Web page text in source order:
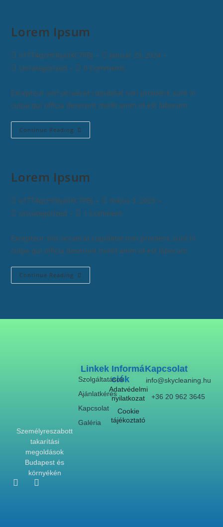
Lorem Ipsum
o1TT4qcHI3qailXC7PBj
január 23, 2024
Uncategorized
0 Comments
Excepteur sint occaecat cupidatat non proident, sunt in
culpa qui officia deserunt mollit anim id est laborum
Continue Reading
Lorem Ipsum
o1TT4qcHI3qailXC7PBj
május 3, 2023
Uncategorized
1 Comment
Excepteur sint occaecat cupidatat non proident, sunt in
culpa qui officia deserunt mollit anim id est laborum
Continue Reading
Személyreszabott
takarítási
megoldások
Budapest és
környékén
Informá
Ciók
Adatvédelmi
nyilatkozat
Cookie
tájékoztató
Linkek
Szolgáltatások
Ajánlatkérés
Kapcsolat
Galéria
Kapcsolat
info@skycleaning.hu
+36 20 962 3645